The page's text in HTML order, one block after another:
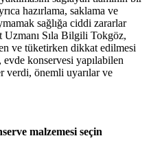
hazırlama, saklama ve
sağlığa ciddi zararlar
Sıla Bilgili Tokgöz,
ve tüketirken dikkat edilmesi
konservesi yapılabilen
verdi, önemli uyarılar ve
malzemesi seçin